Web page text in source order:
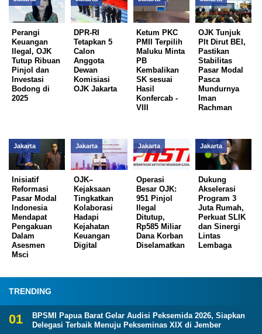
Perangi
Keuangan
Ilegal, OJK
Tutup Ribuan
Pinjol dan
Investasi
Bodong di
2025
DPR-RI
Tetapkan 5
Calon
Anggota
Dewan
Komisiasi
OJK Jakarta
Ketum PKC
PMII Terpilih
Maluku Minta
PB
Kembalikan
SK sesuai
Hasil
Konfercab -
VIII
OJK Tunjuk
Plt Dirut BEI,
Pastikan
Stabilitas
Pasar Modal
Pasca
Mundurnya
Iman
Rachman
Jakarta
Inisiatif
Reformasi
Pasar Modal
Indonesia
Mendapat
Pengakuan
Dalam
Asesmen
Msci
Jakarta
OJK–
Kejaksaan
Tingkatkan
Kolaborasi
Hadapi
Kejahatan
Keuangan
Digital
Jakarta
Operasi
Besar OJK:
951 Pinjol
Ilegal
Ditutup,
Rp585 Miliar
Dana Korban
Diselamatkan
Jakarta
Dukung
Akselerasi
Program 3
Juta Rumah,
Perkuat SLIK
dan Sinergi
Lintas
Lembaga
TRENDING
BPSMI Papua Barat Gelar Audisi Peksemida 2026, Siapkan
Delegasi Terbaik Menuju Pekseminas XIX di Jember